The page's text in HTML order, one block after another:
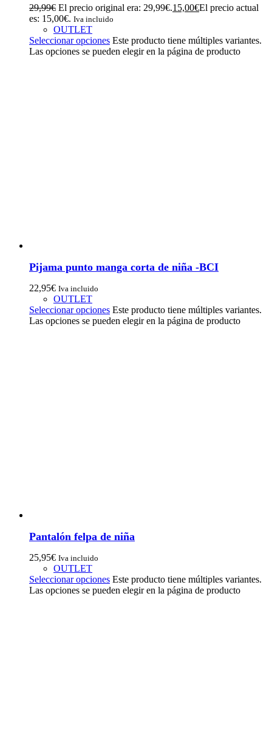
29,99€ El precio original era: 29,99€.15,00€El precio actual
es: 15,00€. Iva incluido
OUTLET
Seleccionar opciones Este producto tiene múltiples variantes.
Las opciones se pueden elegir en la página de producto
Pijama punto manga corta de niña -BCI
22,95€ Iva incluido
OUTLET
Seleccionar opciones Este producto tiene múltiples variantes.
Las opciones se pueden elegir en la página de producto
Pantalón felpa de niña
25,95€ Iva incluido
OUTLET
Seleccionar opciones Este producto tiene múltiples variantes.
Las opciones se pueden elegir en la página de producto